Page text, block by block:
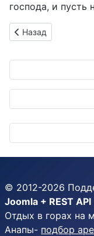
господа, и пусть
Предыдущий:
Назад
© 2012-2026
Joomla + REST
Отдых в горах на
Анапы- подбор